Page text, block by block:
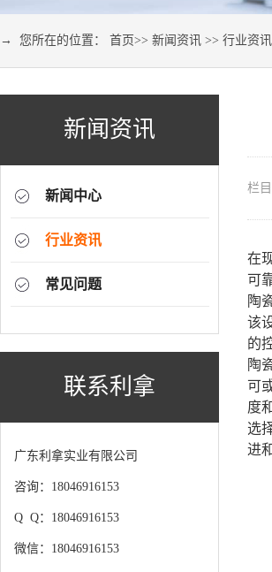
→ 您所在的位置： 首页>> 新闻资讯 >> 行业资讯
新闻资讯
新闻中心
行业资讯
常见问题
联系利拿
广东利拿实业有限公司
咨询：18046916153
Q Q：18046916153
微信：18046916153
栏
在
可
陶
该
的
陶
可
度
选
进